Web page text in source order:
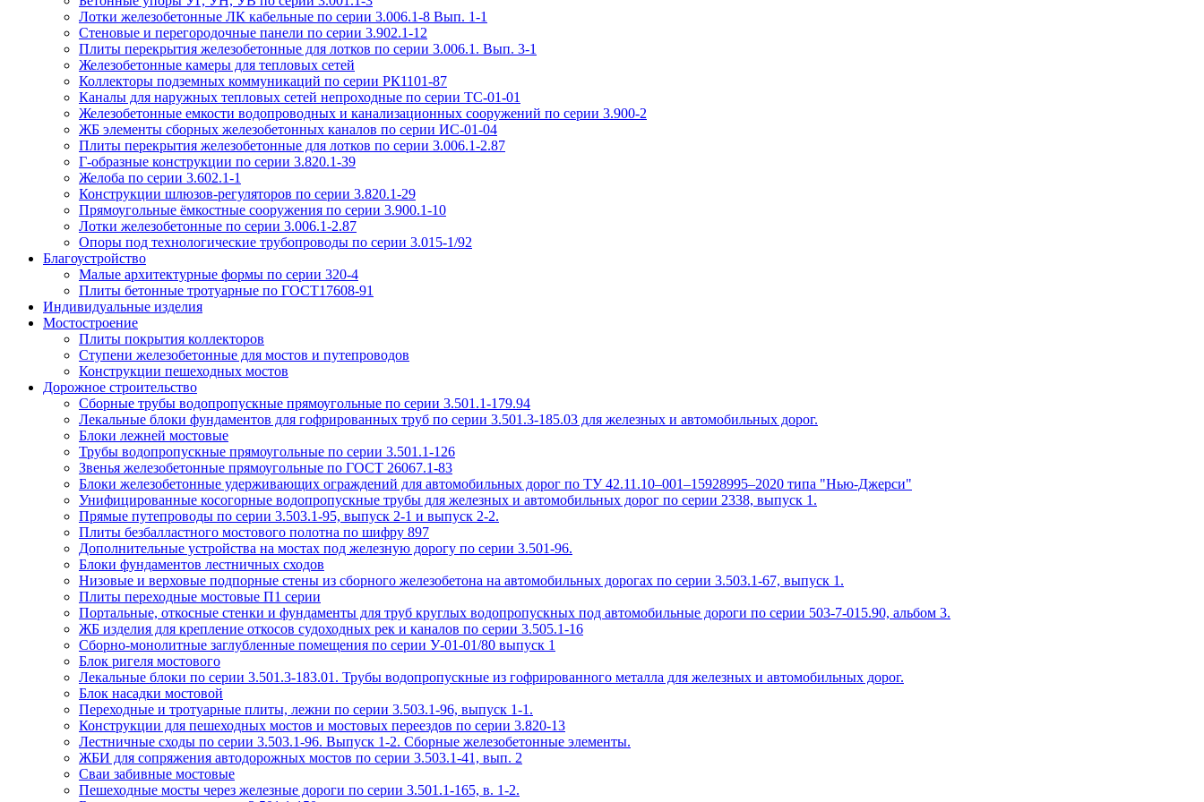
Лотки железобетонные ЛК кабельные по серии 3.006.1-8 Вып. 1-1
Стеновые и перегородочные панели по серии 3.902.1-12
Плиты перекрытия железобетонные для лотков по серии 3.006.1. Вып. 3-1
Железобетонные камеры для тепловых сетей
Коллекторы подземных коммуникаций по серии РК1101-87
Каналы для наружных тепловых сетей непроходные по серии ТС-01-01
Железобетонные емкости водопроводных и канализационных сооружений по серии 3.900-2
ЖБ элементы сборных железобетонных каналов по серии ИС-01-04
Плиты перекрытия железобетонные для лотков по серии 3.006.1-2.87
Г-образные конструкции по серии 3.820.1-39
Желоба по серии 3.602.1-1
Конструкции шлюзов-регуляторов по серии 3.820.1-29
Прямоугольные ёмкостные сооружения по серии 3.900.1-10
Лотки железобетонные по серии 3.006.1-2.87
Опоры под технологические трубопроводы по серии 3.015-1/92
Благоустройство
Малые архитектурные формы по серии 320-4
Плиты бетонные тротуарные по ГОСТ17608-91
Индивидуальные изделия
Мостостроение
Плиты покрытия коллекторов
Ступени железобетонные для мостов и путепроводов
Конструкции пешеходных мостов
Дорожное строительство
Сборные трубы водопропускные прямоугольные по серии 3.501.1-179.94
Лекальные блоки фундаментов для гофрированных труб по серии 3.501.3-185.03 для железных и автомобильных дорог.
Блоки лежней мостовые
Трубы водопропускные прямоугольные по серии 3.501.1-126
Звенья железобетонные прямоугольные по ГОСТ 26067.1-83
Блоки железобетонные удерживающих ограждений для автомобильных дорог по ТУ 42.11.10–001–15928995–2020 типа "Нью-Джерси"
Унифицированные косогорные водопропускные трубы для железных и автомобильных дорог по серии 2338, выпуск 1.
Прямые путепроводы по серии 3.503.1-95, выпуск 2-1 и выпуск 2-2.
Плиты безбалластного мостового полотна по шифру 897
Дополнительные устройства на мостах под железную дорогу по серии 3.501-96.
Блоки фундаментов лестничных сходов
Низовые и верховые подпорные стены из сборного железобетона на автомобильных дорогах по серии 3.503.1-67, выпуск 1.
Плиты переходные мостовые П1 серии
Портальные, откосные стенки и фундаменты для труб круглых водопропускных под автомобильные дороги по серии 503-7-015.90, альбом 3.
ЖБ изделия для крепление откосов судоходных рек и каналов по серии 3.505.1-16
Сборно-монолитные заглубленные помещения по серии У-01-01/80 выпуск 1
Блок ригеля мостового
Лекальные блоки по серии 3.501.3-183.01. Трубы водопропускные из гофрированного металла для железных и автомобильных дорог.
Блок насадки мостовой
Переходные и тротуарные плиты, лежни по серии 3.503.1-96, выпуск 1-1.
Конструкции для пешеходных мостов и мостовых переездов по серии 3.820-13
Лестничные сходы по серии 3.503.1-96. Выпуск 1-2. Сборные железобетонные элементы.
ЖБИ для сопряжения автодорожных мостов по серии 3.503.1-41, вып. 2
Сваи забивные мостовые
Пешеходные мосты через железные дороги по серии 3.501.1-165, в. 1-2.